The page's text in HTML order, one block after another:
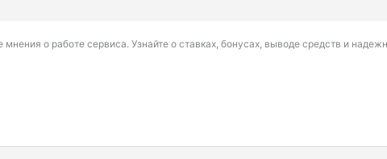
о работе сервиса. Узнайте о ставках, бонусах, выводе средств и